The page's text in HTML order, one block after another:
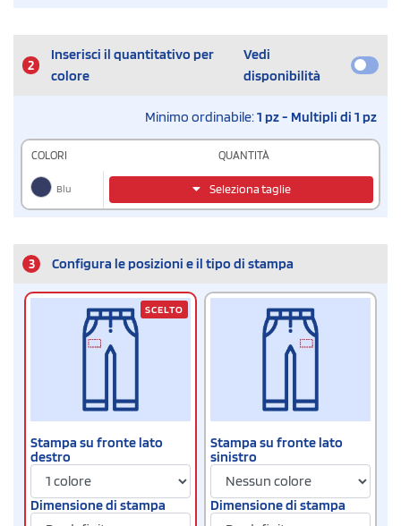
2
Inserisci il quantitativo per
colore
Vedi
disponibilità
Minimo ordinabile:1 pz - Multipli di 1 pz
COLORI QUANTITÀ
Blu Seleziona taglie
3 Configura le posizioni e il tipo di stampa
Stampa su fronte lato
destro
Dimensione di stampa
SCELTO
Stampa su fronte lato
sinistro
Dimensione di stampa